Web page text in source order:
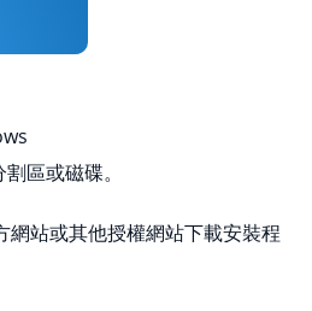
區或磁碟。
網站或其他授權網站下載安裝程